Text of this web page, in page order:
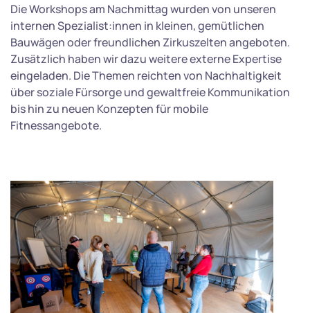
Die Workshops am Nachmittag wurden von unseren
internen Spezialist:innen in kleinen, gemütlichen
Bauwägen oder freundlichen Zirkuszelten angeboten.
Zusätzlich haben wir dazu weitere externe Expertise
eingeladen. Die Themen reichten von Nachhaltigkeit
über soziale Fürsorge und gewaltfreie Kommunikation
bis hin zu neuen Konzepten für mobile
Fitnessangebote.